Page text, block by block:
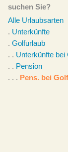
suchen Sie?
Alle Urlaubsarten
. Unterkünfte
. Golfurlaub
. . Unterkünfte bei
. . Pension
. . . Pens. bei